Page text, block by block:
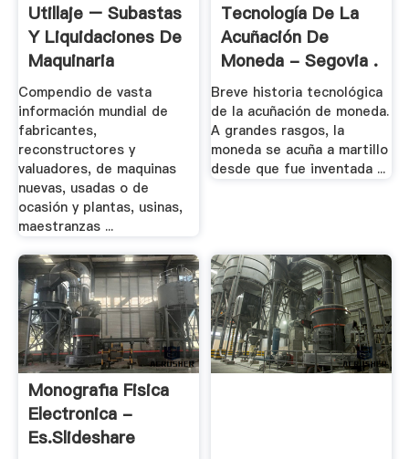
Utillaje – Subastas
Y Liquidaciones De
Maquinaria
Compendio de vasta
información mundial de
fabricantes,
reconstructores y
valuadores, de maquinas
nuevas, usadas o de
ocasión y plantas, usinas,
maestranzas ...
Tecnología De La
Acuñación De
Moneda - Segovia .
Breve historia tecnológica
de la acuñación de moneda.
A grandes rasgos, la
moneda se acuña a martillo
desde que fue inventada ...
Monografia Fisica
Electronica -
Es.slideshare